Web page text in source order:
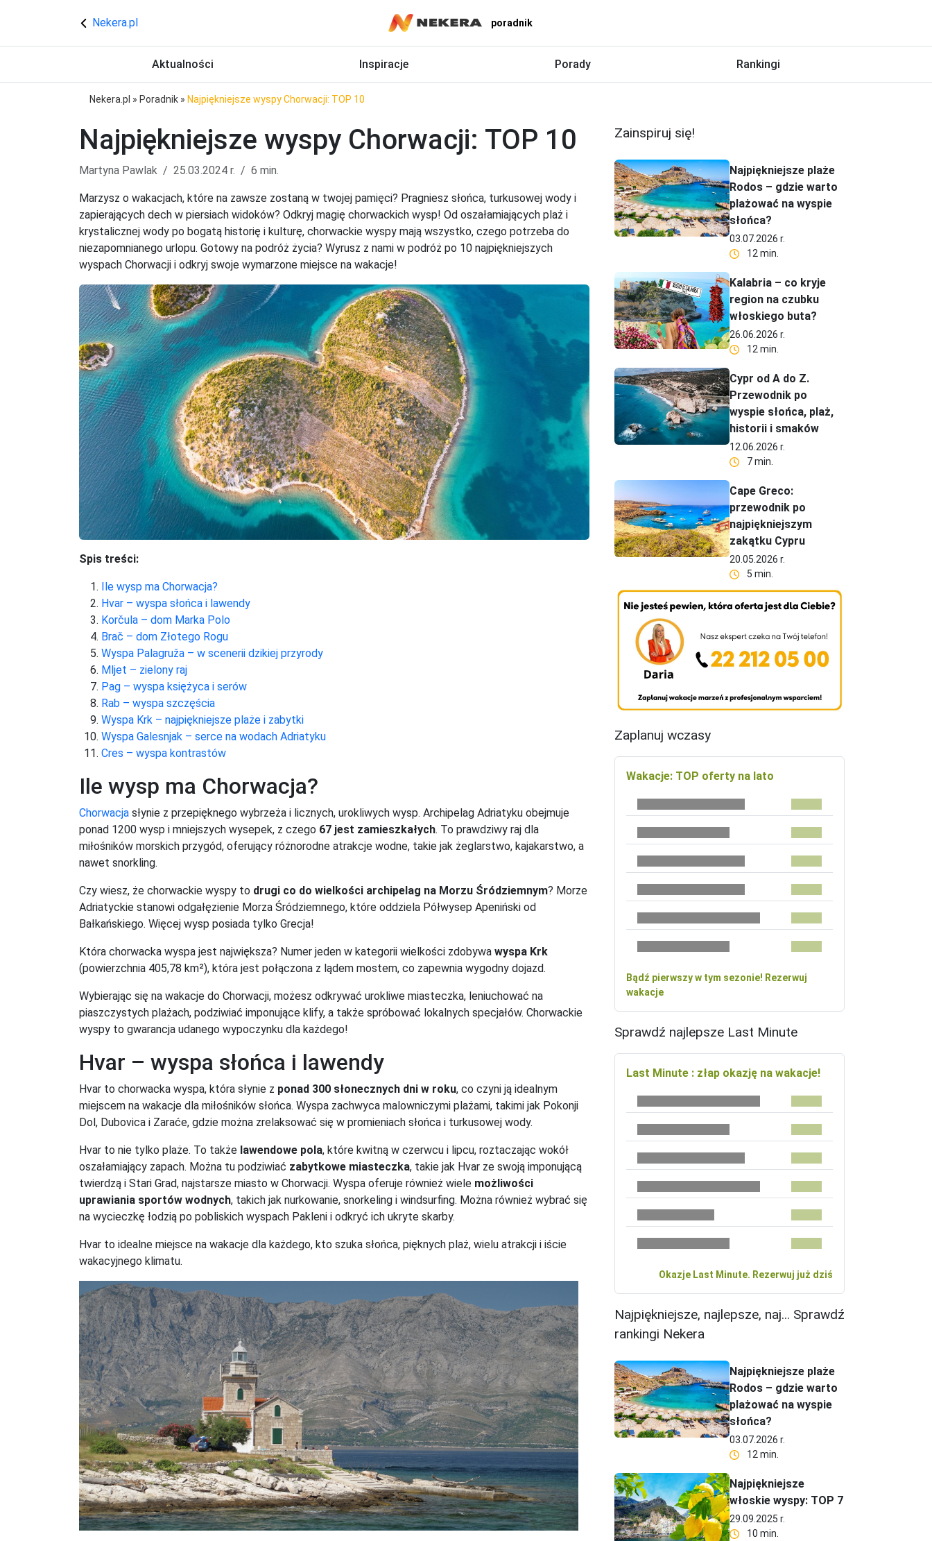
Nekera.pl poradnik
Aktualności Inspiracje Porady Rankingi
Nekera.pl » Poradnik » Najpiękniejsze wyspy Chorwacji: TOP 10
Najpiękniejsze wyspy Chorwacji: TOP 10
Martyna Pawlak 25.03.2024 r. 6 min.
Marzysz o wakacjach, które na zawsze zostaną w twojej pamięci? Pragniesz słońca, turkusowej wody i
zapierających dech w piersiach widoków? Odkryj magię chorwackich wysp! Od oszałamiających plaż i
krystalicznej wody po bogatą historię i kulturę, chorwackie wyspy mają wszystko, czego potrzeba do
niezapomnianego urlopu. Gotowy na podróż życia? Wyrusz z nami w podróż po 10 najpiękniejszych
wyspach Chorwacji i odkryj swoje wymarzone miejsce na wakacje!
Spis treści:
Ile wysp ma Chorwacja?
Hvar – wyspa słońca i lawendy
Korčula – dom Marka Polo
Brač – dom Złotego Rogu
Wyspa Palagruža – w scenerii dzikiej przyrody
Mljet – zielony raj
Pag – wyspa księżyca i serów
Rab – wyspa szczęścia
Wyspa Krk – najpiękniejsze plaże i zabytki
Wyspa Galesnjak – serce na wodach Adriatyku
Cres – wyspa kontrastów
Ile wysp ma Chorwacja?
Chorwacja słynie z przepięknego wybrzeża i licznych, urokliwych wysp. Archipelag Adriatyku obejmuje
ponad 1200 wysp i mniejszych wysepek, z czego 67 jest zamieszkałych. To prawdziwy raj dla
miłośników morskich przygód, oferujący różnorodne atrakcje wodne, takie jak żeglarstwo, kajakarstwo, a
nawet snorkling.
Czy wiesz, że chorwackie wyspy to drugi co do wielkości archipelag na Morzu Śródziemnym? Morze
Adriatyckie stanowi odgałęzienie Morza Śródziemnego, które oddziela Półwysep Apeniński od
Bałkańskiego. Więcej wysp posiada tylko Grecja!
Która chorwacka wyspa jest największa? Numer jeden w kategorii wielkości zdobywa wyspa Krk
(powierzchnia 405,78 km²), która jest połączona z lądem mostem, co zapewnia wygodny dojazd.
Wybierając się na wakacje do Chorwacji, możesz odkrywać urokliwe miasteczka, leniuchować na
piaszczystych plażach, podziwiać imponujące klify, a także spróbować lokalnych specjałów. Chorwackie
wyspy to gwarancja udanego wypoczynku dla każdego!
Hvar – wyspa słońca i lawendy
Hvar to chorwacka wyspa, która słynie z ponad 300 słonecznych dni w roku, co czyni ją idealnym
miejscem na wakacje dla miłośników słońca. Wyspa zachwyca malowniczymi plażami, takimi jak Pokonji
Dol, Dubovica i Zaraće, gdzie można zrelaksować się w promieniach słońca i turkusowej wody.
Hvar to nie tylko plaże. To także lawendowe pola, które kwitną w czerwcu i lipcu, roztaczając wokół
oszałamiający zapach. Można tu podziwiać zabytkowe miasteczka, takie jak Hvar ze swoją imponującą
twierdzą i Stari Grad, najstarsze miasto w Chorwacji. Wyspa oferuje również wiele możliwości
uprawiania sportów wodnych, takich jak nurkowanie, snorkeling i windsurfing. Można również wybrać się
na wycieczkę łodzią po pobliskich wyspach Pakleni i odkryć ich ukryte skarby.
Hvar to idealne miejsce na wakacje dla każdego, kto szuka słońca, pięknych plaż, wielu atrakcji i iście
wakacyjnego klimatu.
Zainspiruj się!
Najpiękniejsze plaże
Rodos – gdzie warto
plażować na wyspie
słońca?
03.07.2026 r.
12 min.
Kalabria – co kryje
region na czubku
włoskiego buta?
26.06.2026 r.
12 min.
Cypr od A do Z.
Przewodnik po
wyspie słońca, plaż,
historii i smaków
12.06.2026 r.
7 min.
Cape Greco:
przewodnik po
najpiękniejszym
zakątku Cypru
20.05.2026 r.
5 min.
Zaplanuj wczasy
Wakacje: TOP oferty na lato
Bądź pierwszy w tym sezonie! Rezerwuj
wakacje
Sprawdź najlepsze Last Minute
Last Minute : złap okazję na wakacje!
Okazje Last Minute. Rezerwuj już dziś
Najpiękniejsze, najlepsze, naj... Sprawdź
rankingi Nekera
Najpiękniejsze plaże
Rodos – gdzie warto
plażować na wyspie
słońca?
03.07.2026 r.
12 min.
Najpiękniejsze
włoskie wyspy: TOP 7
29.09.2025 r.
10 min.